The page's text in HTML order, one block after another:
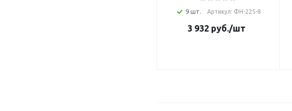
9 шт. Артикул: ФН-225-8
3 932 руб./шт